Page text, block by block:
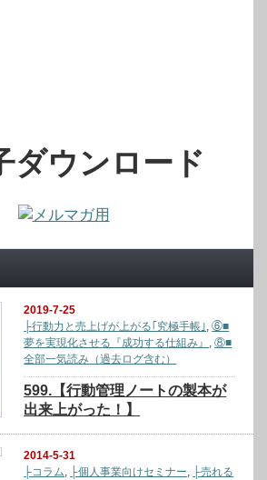
ダウンロード
2019-7-25
├行動力と売上げが上がる｢究極手帳｣,⑥■
夢を実現化させる『成功する仕組み』 ,⑧■
全部一気読み（過去ログ含む）
599.【行動管理ノートの製本が
出来上がった！】
2014-5-31
├コラム, ├個人事業向けセミナー, ├売れる